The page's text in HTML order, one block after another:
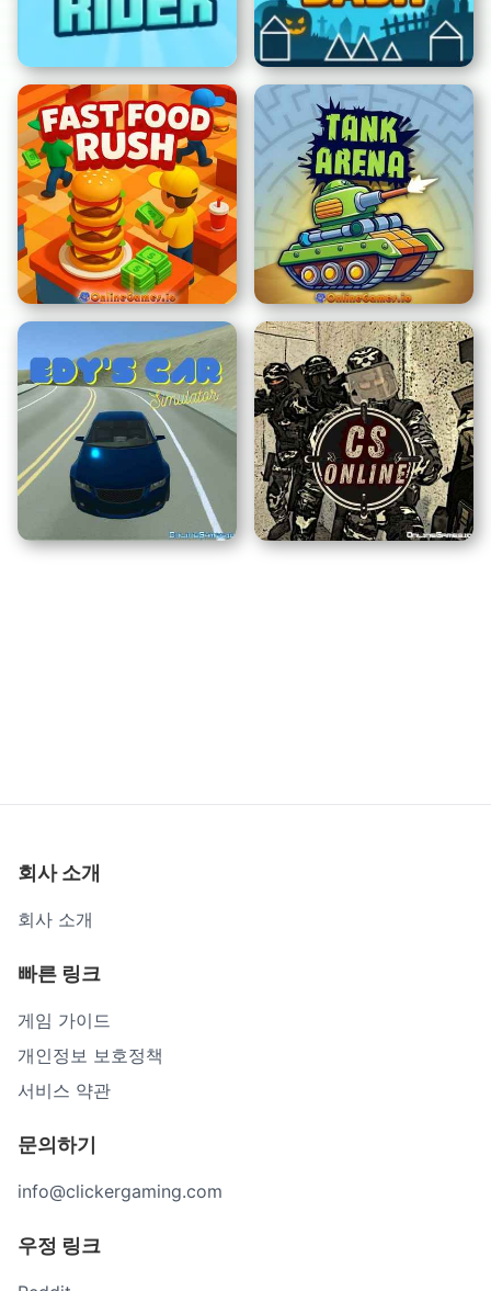
스프런키: 가을 에디션 쉐도우 밀크 돌보기
슬로프 라이더 스푸키 대시
패스트푸드 러시 탱크 아레나
회사 소개
회사 소개
빠른 링크
게임 가이드
개인정보 보호정책
서비스 약관
문의하기
info@clickergaming.com
우정 링크